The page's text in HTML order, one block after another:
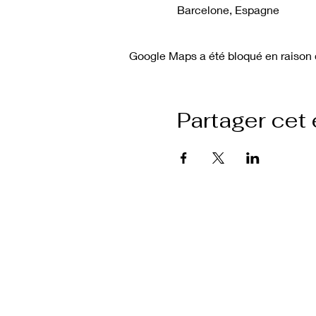
Barcelone, Espagne
Google Maps a été bloqué en
Partager cet